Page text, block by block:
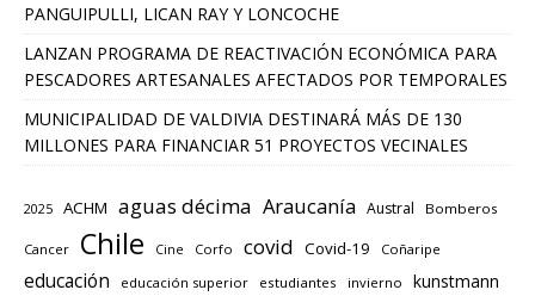
PANGUIPULLI, LICAN RAY Y LONCOCHE
LANZAN PROGRAMA DE REACTIVACIÓN ECONÓMICA PARA
PESCADORES ARTESANALES AFECTADOS POR TEMPORALES
MUNICIPALIDAD DE VALDIVIA DESTINARÁ MÁS DE 130
MILLONES PARA FINANCIAR 51 PROYECTOS VECINALES
2025 ACHM aguas décima Araucanía Austral Bomberos
Cancer Chile Cine Corfo covid Covid-19 Coñaripe
educación educación superior estudiantes invierno kunstmann